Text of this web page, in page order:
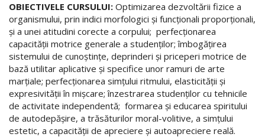
OBIECTIVELE CURSULUI: Optimizarea dezvoltării fizice a
organismului, prin indici morfologici şi funcţionali proporţionali,
şi a unei atitudini corecte a corpului; perfecţionarea
capacităţii motrice generale a studenţilor; îmbogăţirea
sistemului de cunoştinţe, deprinderi şi priceperi motrice de
bază utilitar aplicative şi specifice unor ramuri de arte
marţiale; perfecţionarea simţului ritmului, elasticităţii şi
expresivităţii în mişcare; înzestrarea studenţilor cu tehnicile
de activitate independentă; formarea şi educarea spiritului
de autodepăşire, a trăsăturilor moral-volitive, a simţului
estetic, a capacităţii de apreciere şi autoapreciere reală.